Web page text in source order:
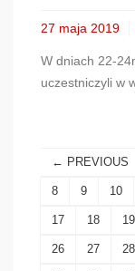
27 maja 2019
W dniach 22-
uczestniczyli w
← PREVIOUS
8 9 10
17 18 19
26 27 28